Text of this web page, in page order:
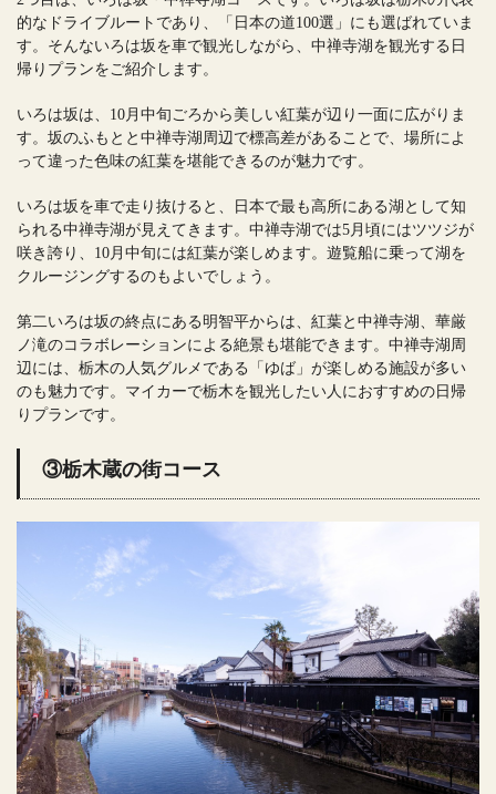
的なドライブルートであり、「日本の道100選」にも選ばれていま
す。そんないろは坂を車で観光しながら、中禅寺湖を観光する日
帰りプランをご紹介します。
いろは坂は、10月中旬ごろから美しい紅葉が辺り一面に広がりま
す。坂のふもとと中禅寺湖周辺で標高差があることで、場所によ
って違った色味の紅葉を堪能できるのが魅力です。
いろは坂を車で走り抜けると、日本で最も高所にある湖として知
られる中禅寺湖が見えてきます。中禅寺湖では5月頃にはツツジが
咲き誇り、10月中旬には紅葉が楽しめます。遊覧船に乗って湖を
クルージングするのもよいでしょう。
第二いろは坂の終点にある明智平からは、紅葉と中禅寺湖、華厳
ノ滝のコラボレーションによる絶景も堪能できます。中禅寺湖周
辺には、栃木の人気グルメである「ゆば」が楽しめる施設が多い
のも魅力です。マイカーで栃木を観光したい人におすすめの日帰
りプランです。
③栃木蔵の街コース